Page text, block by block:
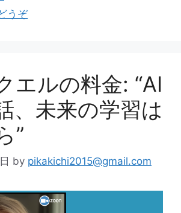
うぞ
エルの料金: “AI
、未来の学習は
”
by pikakichi2015@gmail.com